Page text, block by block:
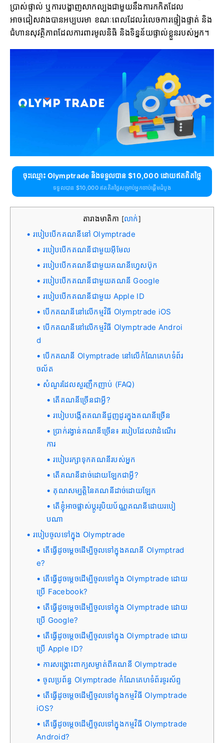
ប្រាស់ផ្ទាល់ ឬការបង្ហាញសាកល្បងជាមួយនឹងការកកិតដែល
អាចជៀសវាងបានអប្បបរមា ខណៈពេលដែលរំលេចការផ្ទៀងផ្ទាត់ និង
ជំហានសុវត្ថិភាពដែលការពារមូលនិធិ និងទិន្នន័យផ្ទាល់ខ្លួនរបស់អ្នក។
ចុះឈ្មោះ Olymptrade និងទទួលបាន $10,000 ដោយឥតគិតថ្លៃ
ទទួលបាន $10,000 ឥតគិតថ្លៃសម្រាប់អ្នកចាប់ផ្តើមដំបូង
តារាងមាតិកា [លាក់]
របៀបបើកគណនីនៅ Olymptrade
របៀបបើកគណនីជាមួយអ៊ីមែល
របៀបបើកគណនីជាមួយគណនីហ្វេសប៊ុក
របៀបបើកគណនីជាមួយគណនី Google
របៀបបើកគណនីជាមួយ Apple ID
បើកគណនីនៅលើកម្មវិធី Olymptrade iOS
បើកគណនីនៅលើកម្មវិធី Olymptrade Androi
d
បើកគណនី Olymptrade នៅលើកំណែគេហទំព័រ
ចល័ត
សំណួរដែលសួរញឹកញាប់ (FAQ)
តើ​គណនី​ច្រើន​ជា​អ្វី?
របៀបបង្កើតគណនីជួញដូរក្នុងគណនីច្រើន
ប្រាក់រង្វាន់គណនីច្រើន៖ របៀបដែលវាដំណើរ
ការ
របៀបរក្សាទុកគណនីរបស់អ្នក
តើគណនីដាច់ដោយឡែកជាអ្វី?
គុណសម្បត្តិនៃគណនីដាច់ដោយឡែក
តើខ្ញុំអាចផ្លាស់ប្តូររូបិយប័ណ្ណគណនីដោយរបៀ
បណា
របៀបចូលទៅក្នុង Olymptrade
តើធ្វើដូចម្តេចដើម្បីចូលទៅក្នុងគណនី Olymptrad
e?
តើធ្វើដូចម្តេចដើម្បីចូលទៅក្នុង Olymptrade ដោយ
ប្រើ Facebook?
តើធ្វើដូចម្តេចដើម្បីចូលទៅក្នុង Olymptrade ដោយ
ប្រើ Google?
តើធ្វើដូចម្តេចដើម្បីចូលទៅក្នុង Olymptrade ដោយ
ប្រើ Apple ID?
ការសង្គ្រោះពាក្យសម្ងាត់ពីគណនី Olymptrade
ចូលប្រព័ន្ធ Olymptrade កំណែគេហទំព័រទូរស័ព្ទ
តើធ្វើដូចម្តេចដើម្បីចូលទៅក្នុងកម្មវិធី Olymptrade
iOS?
តើធ្វើដូចម្តេចដើម្បីចូលទៅក្នុងកម្មវិធី Olymptrade
Android?